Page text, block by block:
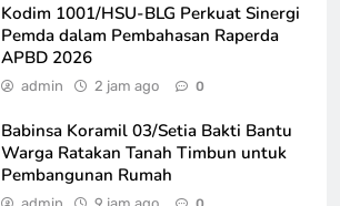
Kodim 1001/HSU-BLG Perkuat Sinergi
Pemda dalam Pembahasan Raperda
APBD 2026
admin 2 jam ago 0
Babinsa Koramil 03/Setia Bakti Bantu
Warga Ratakan Tanah Timbun untuk
Pembangunan Rumah